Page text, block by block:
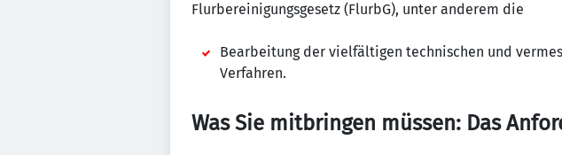
Flurbereinigungsgesetz (FlurbG), unter anderem die
Bearbeitung der vielfältigen technischen und
Verfahren.
Was Sie mitbringen müssen: Das